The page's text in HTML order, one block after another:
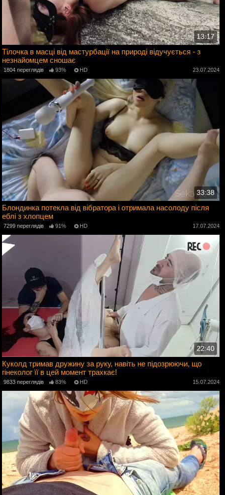
13:17
Тілочка в масці від мастурбації на природі відучується - з
незнайомцем сношає
1804 переглядів 93% HD 23.07.2024
33:38
Блондинка потекла від вібратора і отримала насолоду після
еблі з хлопцем
7299 переглядів 91% HD 17.07.2024
22:40
Куколд тримав дружину за руку, навіть не підозрюючи, що
гінеколог її в цей момент трахкає!
9833 переглядів 83% HD 15.07.2024